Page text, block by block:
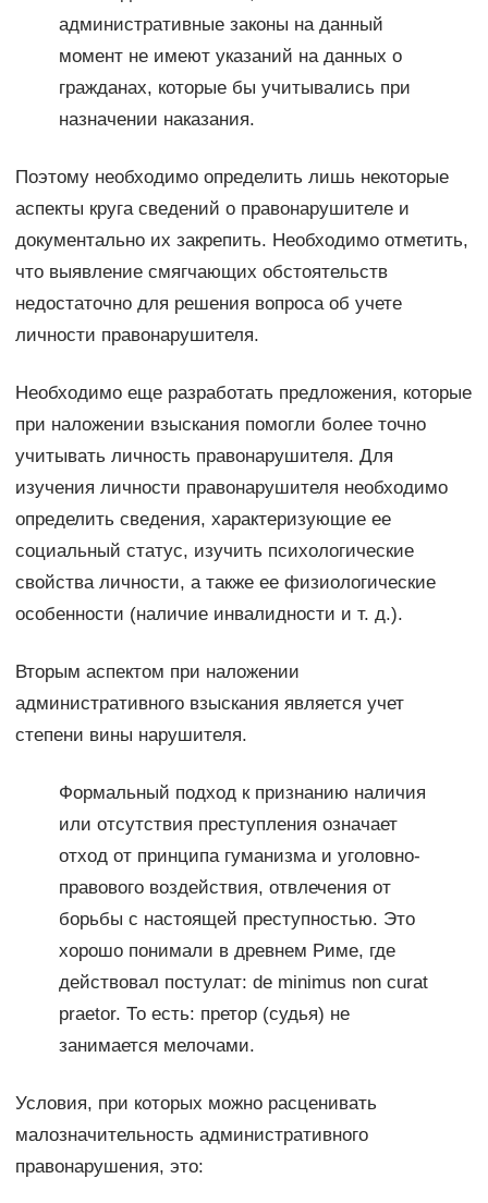
административные законы на данный
момент не имеют указаний на данных о
гражданах, которые бы учитывались при
назначении наказания.
Поэтому необходимо определить лишь некоторые
аспекты круга сведений о правонарушителе и
документально их закрепить. Необходимо отметить,
что выявление смягчающих обстоятельств
недостаточно для решения вопроса об учете
личности правонарушителя.
Необходимо еще разработать предложения, которые
при наложении взыскания помогли более точно
учитывать личность правонарушителя. Для
изучения личности правонарушителя необходимо
определить сведения, характеризующие ее
социальный статус, изучить психологические
свойства личности, а также ее физиологические
особенности (наличие инвалидности и т. д.).
Вторым аспектом при наложении
административного взыскания является учет
степени вины нарушителя.
Формальный подход к признанию наличия
или отсутствия преступления означает
отход от принципа гуманизма и уголовно-
правового воздействия, отвлечения от
борьбы с настоящей преступностью. Это
хорошо понимали в древнем Риме, где
действовал постулат: de minimus non curat
praetor. То есть: претор (судья) не
занимается мелочами.
Условия, при которых можно расценивать
малозначительность административного
правонарушения, это: